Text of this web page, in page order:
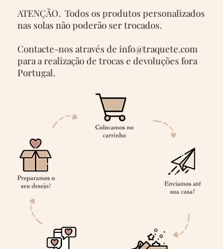
ATENÇÃO. Todos os produtos personalizados
nas solas não poderão ser trocados.
Contacte-nos através de info@traquete.com
para a realização de trocas e devoluções fora
Portugal.